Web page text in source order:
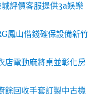
評價客服提供3a娛樂
鳳山借錢確保設備新竹
店電動麻將桌並彰化房
餘回收手套訂製中古機